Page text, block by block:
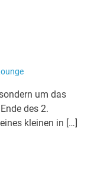
um das
des 2.
kleinen in […]